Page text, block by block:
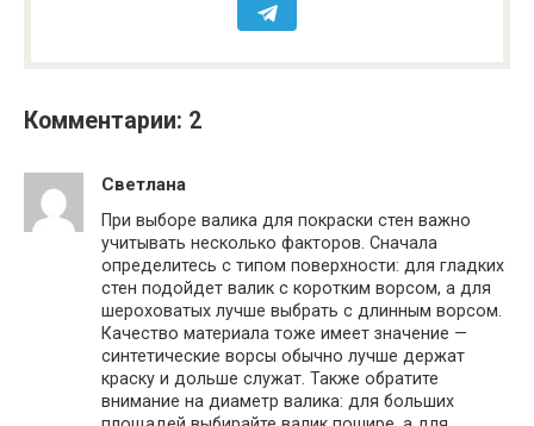
Комментарии: 2
Светлана
При выборе валика для покраски стен важно
учитывать несколько факторов. Сначала
определитесь с типом поверхности: для гладких
стен подойдет валик с коротким ворсом, а для
шероховатых лучше выбрать с длинным ворсом.
Качество материала тоже имеет значение —
синтетические ворсы обычно лучше держат
краску и дольше служат. Также обратите
внимание на диаметр валика: для больших